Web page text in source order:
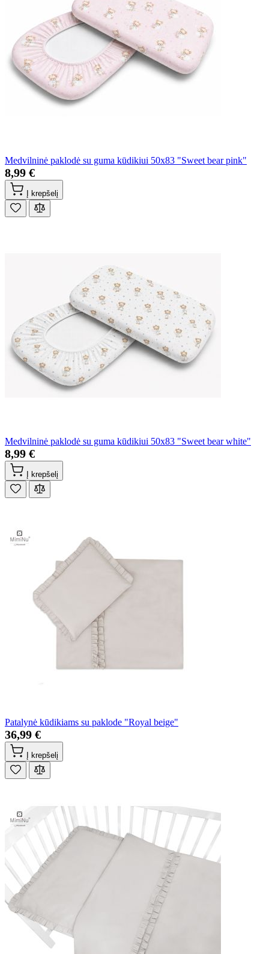
Medvilninė paklodė su guma kūdikiui 50x83 "Sweet bear pink"
8,99 €
Į krepšelį
Medvilninė paklodė su guma kūdikiui 50x83 "Sweet bear white"
8,99 €
Į krepšelį
Patalynė kūdikiams su paklode "Royal beige"
36,99 €
Į krepšelį